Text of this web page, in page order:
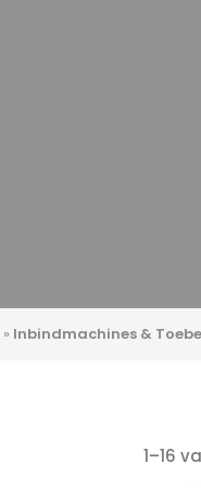
» Inbindmachines &
1–16